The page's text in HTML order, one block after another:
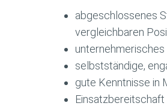
abgeschlossenes
vergleichbaren
unternehmerisches
selbstständige,
gute Kenntnisse in
Einsatzbereitschaft